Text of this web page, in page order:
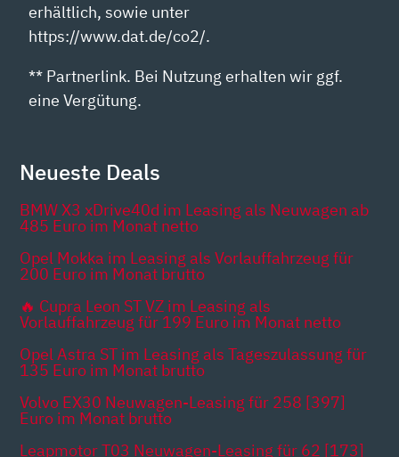
erhältlich, sowie unter
https://www.dat.de/co2/.
** Partnerlink. Bei Nutzung erhalten wir ggf.
eine Vergütung.
Neueste Deals
BMW X3 xDrive40d im Leasing als Neuwagen ab
485 Euro im Monat netto
Opel Mokka im Leasing als Vorlauffahrzeug für
200 Euro im Monat brutto
🔥 Cupra Leon ST VZ im Leasing als
Vorlauffahrzeug für 199 Euro im Monat netto
Opel Astra ST im Leasing als Tageszulassung für
135 Euro im Monat brutto
Volvo EX30 Neuwagen-Leasing für 258 [397]
Euro im Monat brutto
Leapmotor T03 Neuwagen-Leasing für 62 [173]